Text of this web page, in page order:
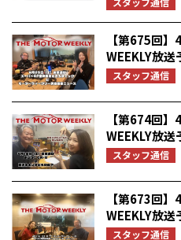
【第675回
WEEKLY放送
スタッフ通信
【第674回
WEEKLY放送
スタッフ通信
【第673回
WEEKLY放送
スタッフ通信